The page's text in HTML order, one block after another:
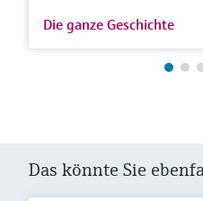
Die ganze Geschichte
Das könnte Sie